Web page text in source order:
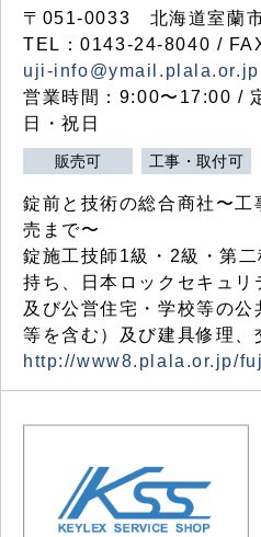
〒051-0033 北海道室蘭
TEL：0143-24-8040 /
uji-info@ymail.plala.or.jp
営業時間：9:00〜17:00 /
日・祝日
販売可 工事・取付可
錠前と技術の総合商社〜工
売まで〜
錠施工技師1級・2級・第
持ち、日本ロックセキュリ
及び公営住宅・学校等の
等を含む）及び建具修理、
http://www8.plala.or.jp/